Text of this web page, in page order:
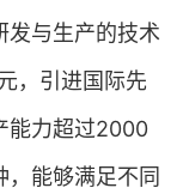
发与生产的技术
，引进国际先
能力超过2000
能够满足不同